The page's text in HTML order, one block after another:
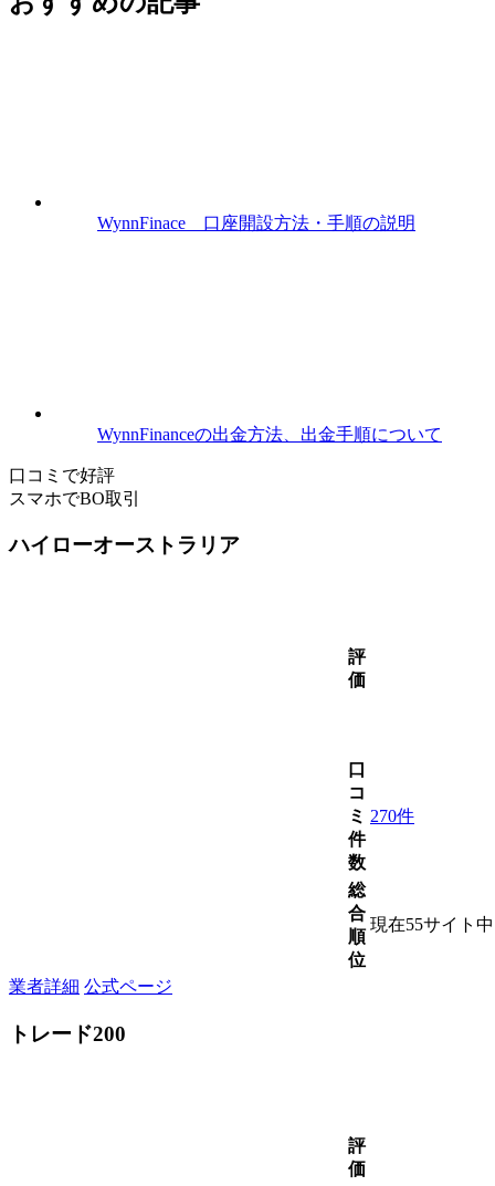
WynnFinace 口座開設方法・手順の説明
WynnFinanceの出金方法、出金手順について
口コミで好評
スマホでBO取引
ハイローオーストラリア
評
価
口
コ
ミ
件
数
270件
総
合
順
位
現在55サイト
業者詳細 公式ページ
トレード200
評
価